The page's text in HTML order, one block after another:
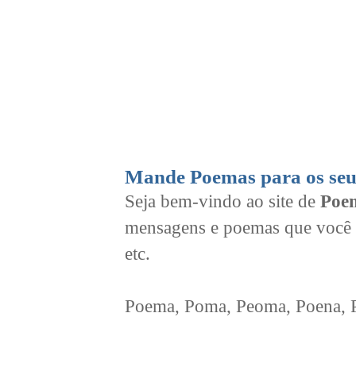
Mande Poemas para os
Seja bem-vindo ao site de
mensagens e poemas que
etc.
Poema, Poma, Peoma,